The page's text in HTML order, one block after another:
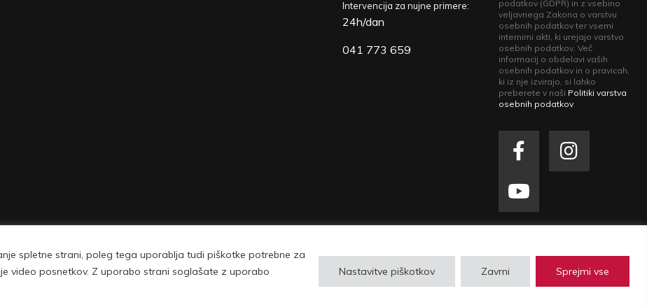
spletne strani, poleg tega uporablja tudi piškotke potrebne za
video posnetkov. Z uporabo strani soglašate z uporabo
Nastavitve piškotkov Zavrni Sprejmi vse
Intervencija za nujne primere:
24h/dan
041 773 659
podatkov (GDPR) in z vsebino
veljavnega Zakona o varstvu
osebnih podatkov ter vsemi
internimi akti, ki urejajo varstvo
osebnih podatkov. Več
informacij o obdelavi vaših
osebnih podatkov in o pravicah,
ki iz nje izvirajo, si lahko
preberete v naši Politiki varstva
osebnih podatkov.
| © Copyright 2026 Vovko - vse pravice pridržane |Pogoji uporabe in politika zasebnosti| Izdelava spletne straniPlenum IT